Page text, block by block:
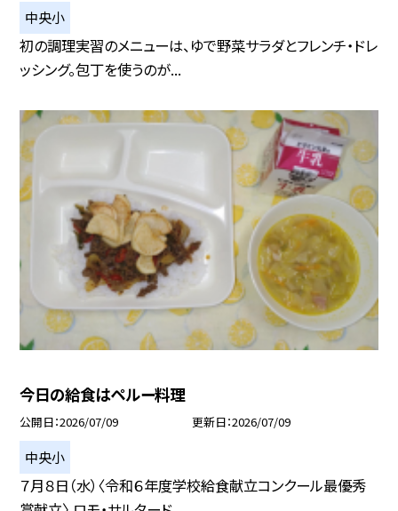
中央小
初の調理実習のメニューは、ゆで野菜サラダとフレンチ・ドレ
ッシング。包丁を使うのが...
今日の給食はペルー料理
公開日 2026/07/09 更新日 2026/07/09
中央小
７月８日（水）〈令和６年度学校給食献立コンクール最優秀